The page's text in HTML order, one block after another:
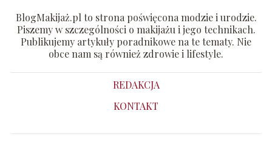
BlogMakijaż.pl to strona poświęcona modzie i urodzie.
Piszemy w szczególności o makijażu i jego technikach.
Publikujemy artykuły poradnikowe na te tematy. Nie
obce nam są również zdrowie i lifestyle.
REDAKCJA
KONTAKT